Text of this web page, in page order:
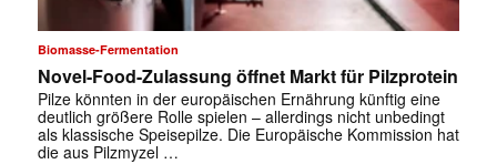
Biomasse-Fermentation
Novel-Food-Zulassung öffnet Markt für Pilzprotein
Pilze könnten in der europäischen Ernährung künftig eine
deutlich größere Rolle spielen – allerdings nicht unbedingt
als klassische Speisepilze. Die Europäische Kommission hat
die aus Pilzmyzel …